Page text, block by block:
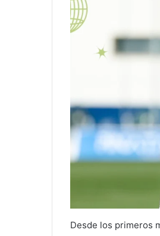
Desde los primeros